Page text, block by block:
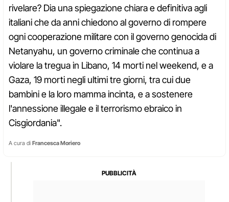
rivelare? Dia una spiegazione chiara e definitiva agli
italiani che da anni chiedono al governo di rompere
ogni cooperazione militare con il governo genocida di
Netanyahu, un governo criminale che continua a
violare la tregua in Libano, 14 morti nel weekend, e a
Gaza, 19 morti negli ultimi tre giorni, tra cui due
bambini e la loro mamma incinta, e a sostenere
l'annessione illegale e il terrorismo ebraico in
Cisgiordania".
A cura di Francesca Moriero